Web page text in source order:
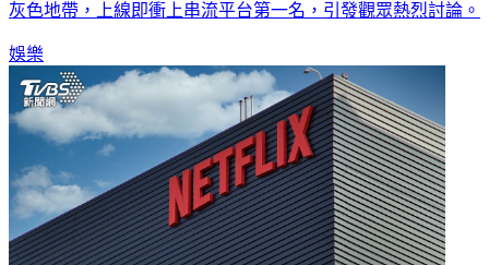
灰色地帶，上線即衝上串流平台第一名，引發觀眾熱烈討論。
娛樂